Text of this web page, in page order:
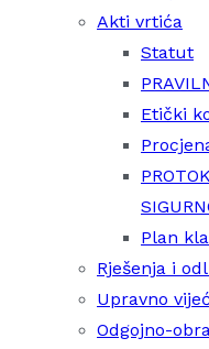
Akti vrtića
Statut
Etički
Plan
Rješenja i
Upravno
Odgojno-